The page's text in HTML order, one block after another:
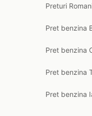
Preturi
Pret benzina
Pret benzina
Pret benzina
Pret benzina